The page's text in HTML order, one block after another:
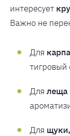
интересует
Важно не
Для карпа
тигровый
Для леща
Для